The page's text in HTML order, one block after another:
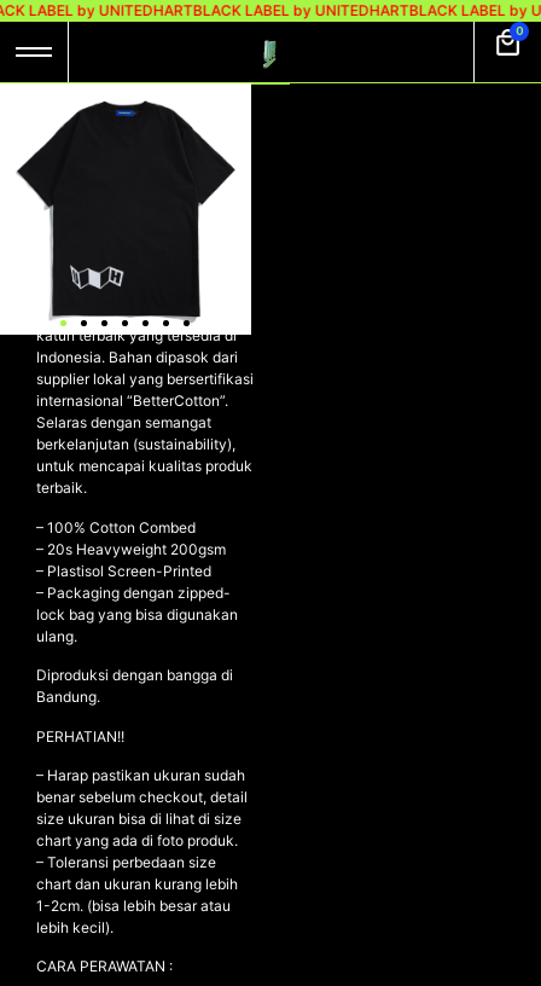
LABEL by UNITEDHARTBLACK LABEL by UNITEDHARTBLACK LABEL by
0
NEW ARRIVALS
SHOP
COLLECTIONS
COLLABORATION
SALE
RADIO
YOUTUBE
ABOUT
FAQ
UH! TSHIRT
HEAVYWEIGHT
COTTON – WRITE
BLACK
– WRITE
Kaos dibuat dengan material
katun terbaik yang tersedia di
Indonesia. Bahan dipasok dari
supplier lokal yang bersertifikasi
internasional “BetterCotton”.
Selaras dengan semangat
berkelanjutan (sustainability),
untuk mencapai kualitas produk
terbaik.
– 100% Cotton Combed
– ⁠20s Heavyweight 200gsm
– ⁠Plastisol Screen-Printed
– ⁠Packaging dengan zipped-
lock bag yang bisa digunakan
ulang.
Diproduksi dengan bangga di
Bandung.
PERHATIAN!!
– Harap pastikan ukuran sudah
benar sebelum checkout, detail
size ukuran bisa di lihat di size
chart yang ada di foto produk.
– Toleransi perbedaan size
chart dan ukuran kurang lebih
1-2cm. (bisa lebih besar atau
lebih kecil).
CARA PERAWATAN :